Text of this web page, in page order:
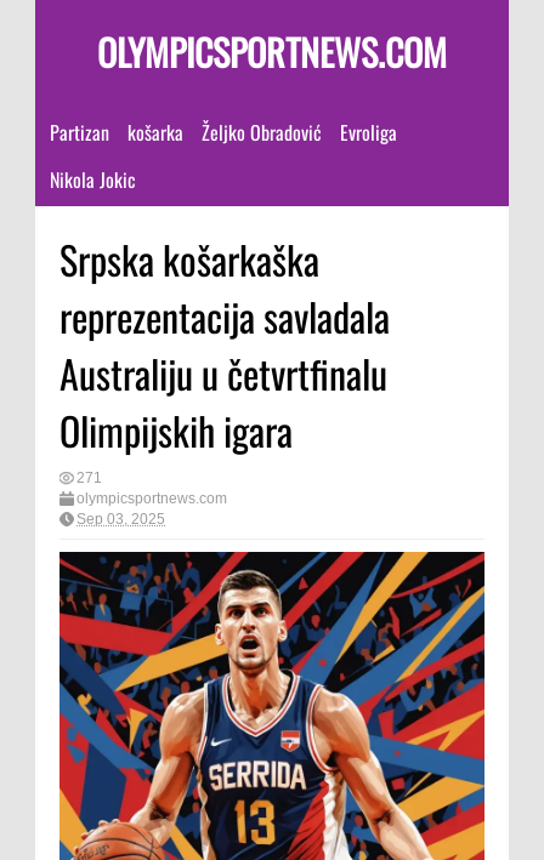
OLYMPICSPORTNEWS.COM
Partizan košarka Željko Obradović
Evroliga
Nikola Jokic
Srpska košarkaška
reprezentacija savladala
Australiju u četvrtfinalu
Olimpijskih igara
271
olympicsportnews.com
Sep 03, 2025